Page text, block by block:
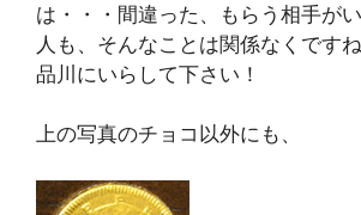
は・・・間違った、もらう相手が
人も、そんなことは関係なくです
品川にいらして下さい！
上の写真のチョコ以外にも、